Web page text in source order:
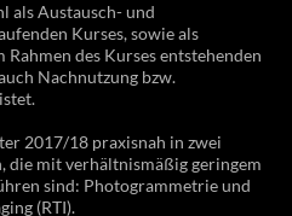
als Austausch- und
Kurses, sowie als
des Kurses entstehenden
Nachnutzung bzw.
2017/18 praxisnah in zwei
die mit verhältnismäßig geringem
sind: Photogrammetrie und
(RTI).